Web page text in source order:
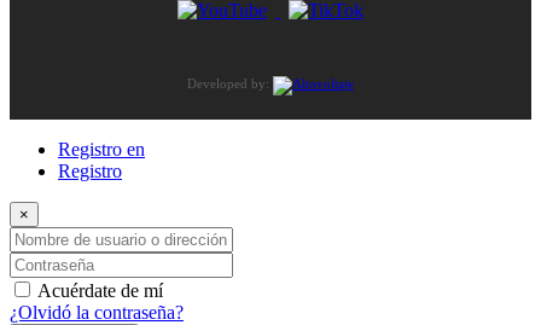
Developed by:
Registro en
Registro
×
Nombre de usuario o dirección de correo electrónico
Contraseña
Acuérdate de mí
¿Olvidó la contraseña?